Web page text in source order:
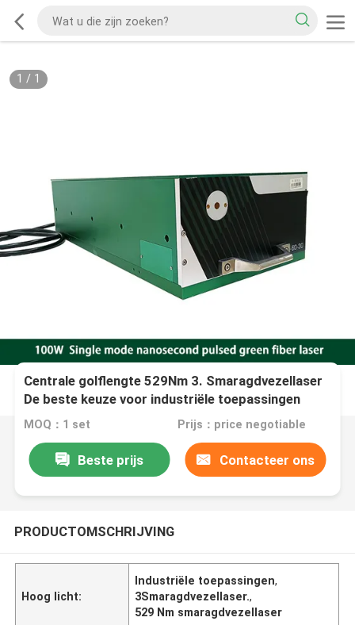
1 / 1
Centrale golflengte 529Nm 3. Smaragdvezellaser
De beste keuze voor industriële toepassingen
MOQ：1 set Prijs：price negotiable
Beste prijs Contacteer ons
PRODUCTOMSCHRIJVING
Hoog licht:
Industriële toepassingen,
3Smaragdvezellaser.,
529 Nm smaragdvezellaser